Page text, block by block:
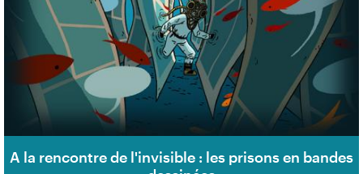
A la rencontre de l'invisible : les prisons en bandes